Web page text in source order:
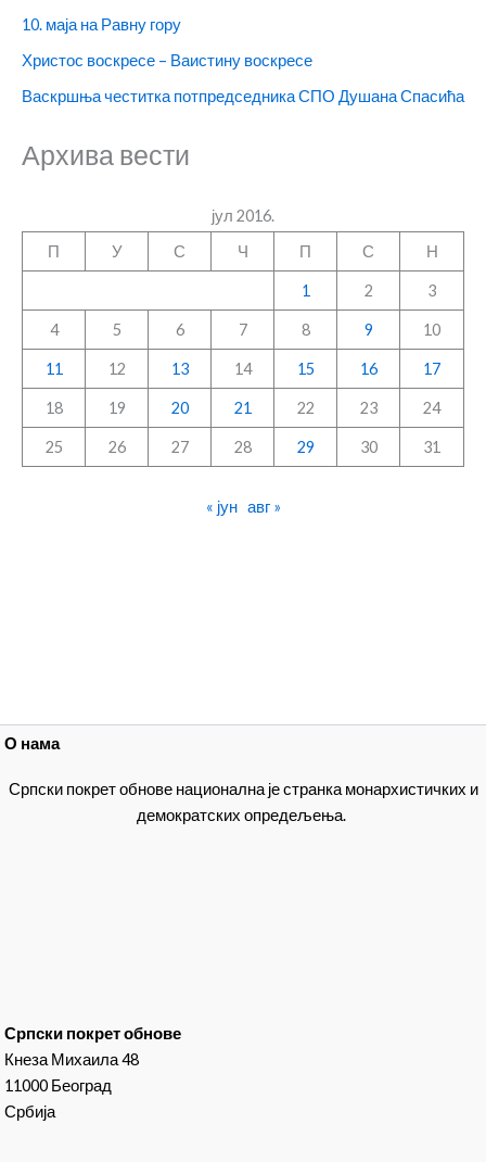
10. маја на Равну гору
Христос воскресе – Ваистину воскресе
Васкршња честитка потпредседника СПО Душана Спасића
Архива вести
јул 2016.
П
У С Ч П С Н
1 2 3
4 5 6 7 8 9 10
11 12 13 14 15 16 17
18 19 20 21 22 23 24
25 26 27 28 29 30 31
« јун авг »
О нама
Српски покрет обнове национална је странка монархистичких и
демократских опредељења.
Српски покрет обнове
Кнеза Михаила 48
11000 Београд
Србија